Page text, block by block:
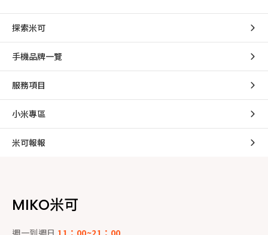
探索米可
手機品牌一覽
服務項目
小米專區
米可報報
MIKO米可
週一到週日 11：00~21：00